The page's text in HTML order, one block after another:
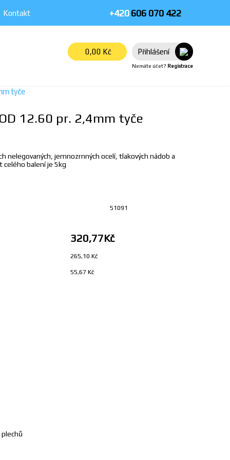
Kontakt +420606 070 422
0,00 Kč Přihlášení
Nemáte účet? Registrace
tyče
12.60 pr. 2,4mm tyče
nelegovaných, jemnozrnných ocelí, tlakových nádob a
balení je 5kg
51091
320,77Kč
265,10 Kč
55,67 Kč